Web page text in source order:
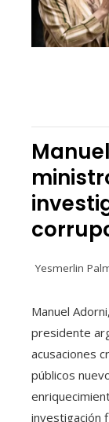
Yesmerlin
Manuel
presidente
acusaciones
públicos
investigación